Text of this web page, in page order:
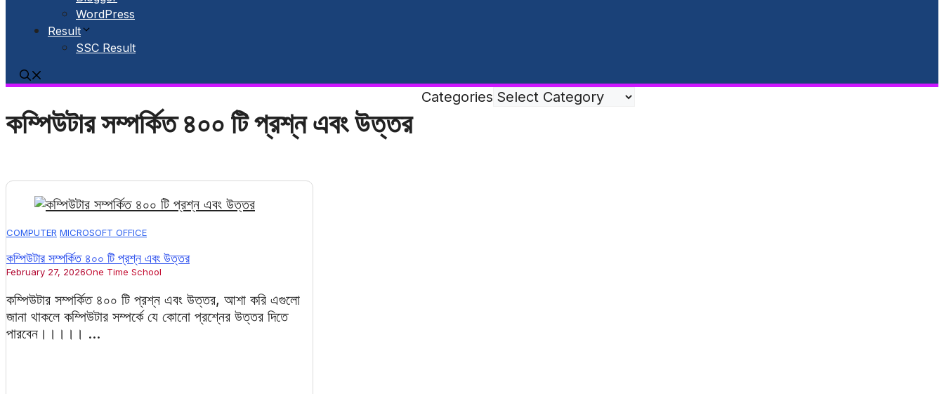
WordPress
Result
SSC Result
কম্পিউটার সম্পর্কিত ৪০০ টি প্রশ্ন এবং উত্তর
Categories
COMPUTER MICROSOFT OFFICE
কম্পিউটার সম্পর্কিত ৪০০ টি প্রশ্ন এবং উত্তর
February 27, 2026One Time School
কম্পিউটার সম্পর্কিত ৪০০ টি প্রশ্ন এবং উত্তর, আশা করি এগুলো
জানা থাকলে কম্পিউটার সম্পর্কে যে কোনো প্রশ্নের উত্তর দিতে
পারবেন।।।।। ...